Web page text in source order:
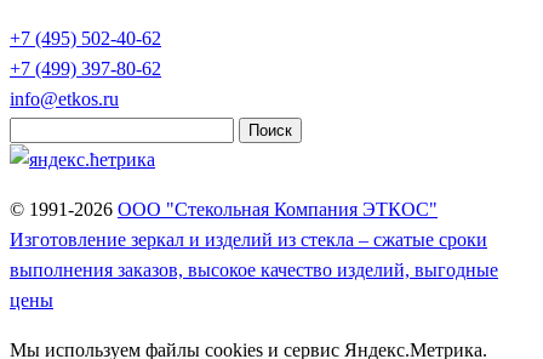
+7 (495) 502-40-62
+7 (499) 397-80-62
info@etkos.ru
© 1991-2026 ООО "Стекольная Компания ЭТКОС"
Изготовление зеркал и изделий из стекла – сжатые сроки
выполнения заказов, высокое качество изделий, выгодные
цены
Мы используем файлы cookies и сервис Яндекс.Метрика.